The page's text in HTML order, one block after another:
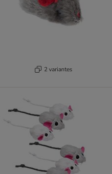
2 variantes